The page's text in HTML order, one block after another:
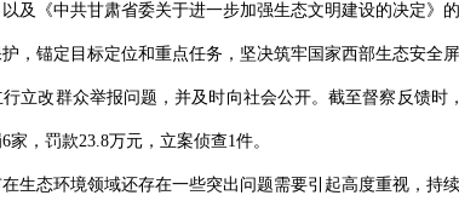
及《中共甘肃省委关于进一步加强生态文明建设的决定
，锚定目标定位和重点任务，坚决筑牢国家西部生态安
立改群众举报问题，并及时向社会公开。截至督察反馈
，罚款23.8万元，立案侦查1件。
生态环境领域还存在一些突出问题需要引起高度重视，